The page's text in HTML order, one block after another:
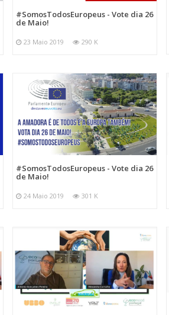
#SomosTodosEuropeus - Vote dia 26
de Maio!
23 Maio 2019 290 K
#SomosTodosEuropeus - Vote dia 26
de Maio!
24 Maio 2019 301 K